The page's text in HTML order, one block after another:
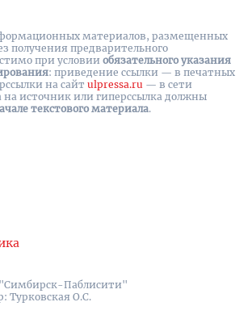
Паблисити"
Турковская О.С.
материалов, размещенных
получения предварительного
при условии обязательного указания
: приведение ссылки — в печатных
на cайт ulpressa.ru — в сети
на источник или гиперссылка должны
текстового материала.